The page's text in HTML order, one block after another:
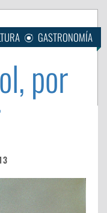
GASTRONOMÍA
por